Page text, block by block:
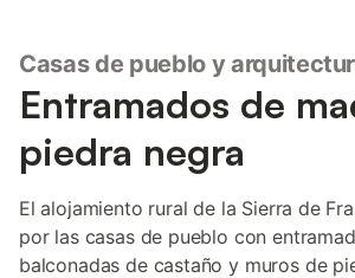
Casas de pueblo y
Entramados de
piedra negra
El alojamiento rural de la Sierra de
por las casas de pueblo con
balconadas de castaño y muros de